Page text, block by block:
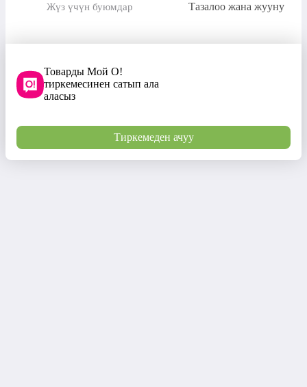
Жүз үчүн буюмдар Тазалоо жана жууну
Товарды Мой О!
тиркемесинен сатып ала
аласыз
Тиркемеден ачуу